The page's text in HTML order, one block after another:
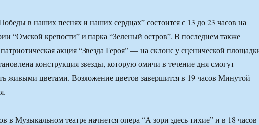
в наших песнях и наших сердцах” состоится с 13 до 23 часов на
“Омской крепости” и парка “Зеленый остров”. В последнем также
акция “Звезда Героя” — на склоне у сценической
конструкция звезды, которую омичи в течение дня смогут
живыми цветами. Возложение цветов завершится в 19 часов Минутой
в Музыкальном театре начнется опера “А зори здесь тихие” и в 18 часов